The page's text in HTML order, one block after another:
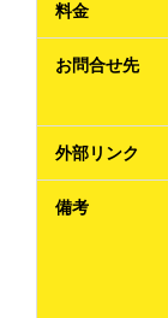
料金
お問合せ先
外部リンク
備考